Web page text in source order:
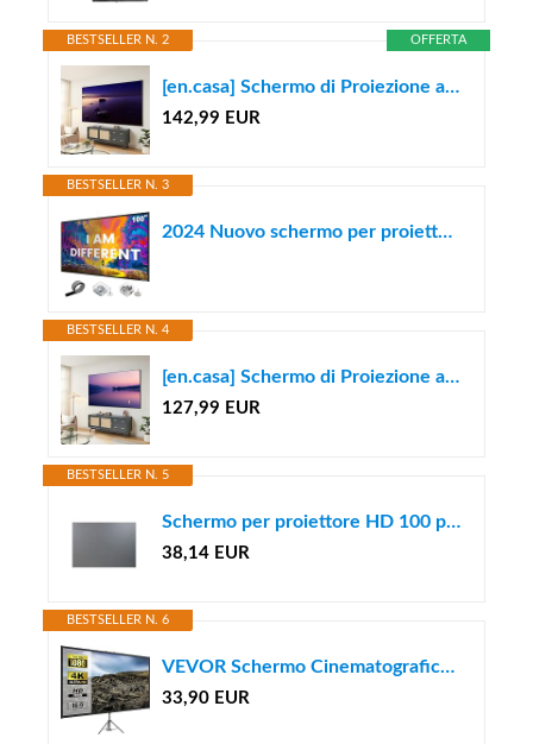
OFFERTA
BESTSELLER N. 2
[en.casa] Schermo di Proiezione a Parete 120 Pollici Formato 16:9 Telo Proiettore Full HD 4K 8K HDR Montaggio a Muro per Home Cinema Ufficio Sala Riunioni Gaming - Grigio
142,99 EUR
BESTSELLER N. 3
2024 Nuovo schermo per proiettore ALR - Telaio fisso e montato a parete - Contrasto elevato 70% ALR Alta luminosità 2.7X Guadagno - 100 pollici 16: 9 Schermo grigio - by SilverMagic
BESTSELLER N. 4
[en.casa] Schermo di Proiezione a Parete 100 Pollici Formato 16:9 Telo Proiettore Full HD 4K 8K HDR Montaggio a Muro per Home Cinema Ufficio Sala Riunioni Gaming - Grigio
127,99 EUR
BESTSELLER N. 5
Schermo per proiettore HD 100 pollici, formato 16:9, tessuto riflettente, con nastri adesivi, per home theater giochi
38,14 EUR
BESTSELLER N. 6
VEVOR Schermo Cinematografico per Esterni, 177,8cm per Proiettore, HD 16:9 Portatile con Supporto Treppiede in Alluminio, Grandangolo di 160 Gradi, per Casa, Cattedrale
33,90 EUR